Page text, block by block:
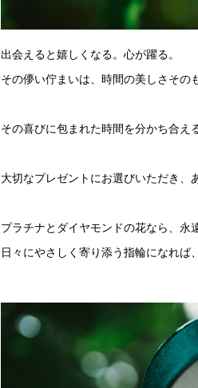
出会えると嬉しくなる。心が躍る。
その儚い佇まいは、時間の美しさその
その喜びに包まれた時間を分かち合え
大切なプレゼントにお選びいただき、
プラチナとダイヤモンドの花なら、永
日々にやさしく寄り添う指輪になれば